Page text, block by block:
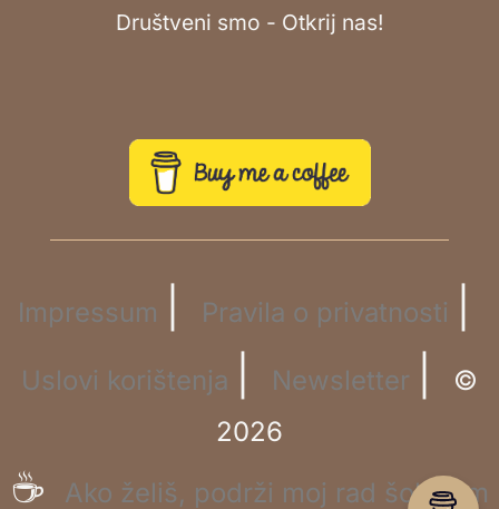
Društveni smo - Otkrij nas!
Impressum Pravila o privatnosti
Uslovi korištenja Newsletter
©
2026
☕ Ako želiš, podrži moj rad šoljicom